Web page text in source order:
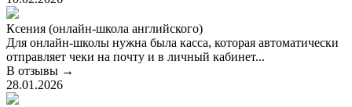
Ксения (онлайн-школа английского)
Для онлайн-школы нужна была касса, которая автоматически
отправляет чеки на почту и в личный кабинет...
В отзывы →
28.01.2026